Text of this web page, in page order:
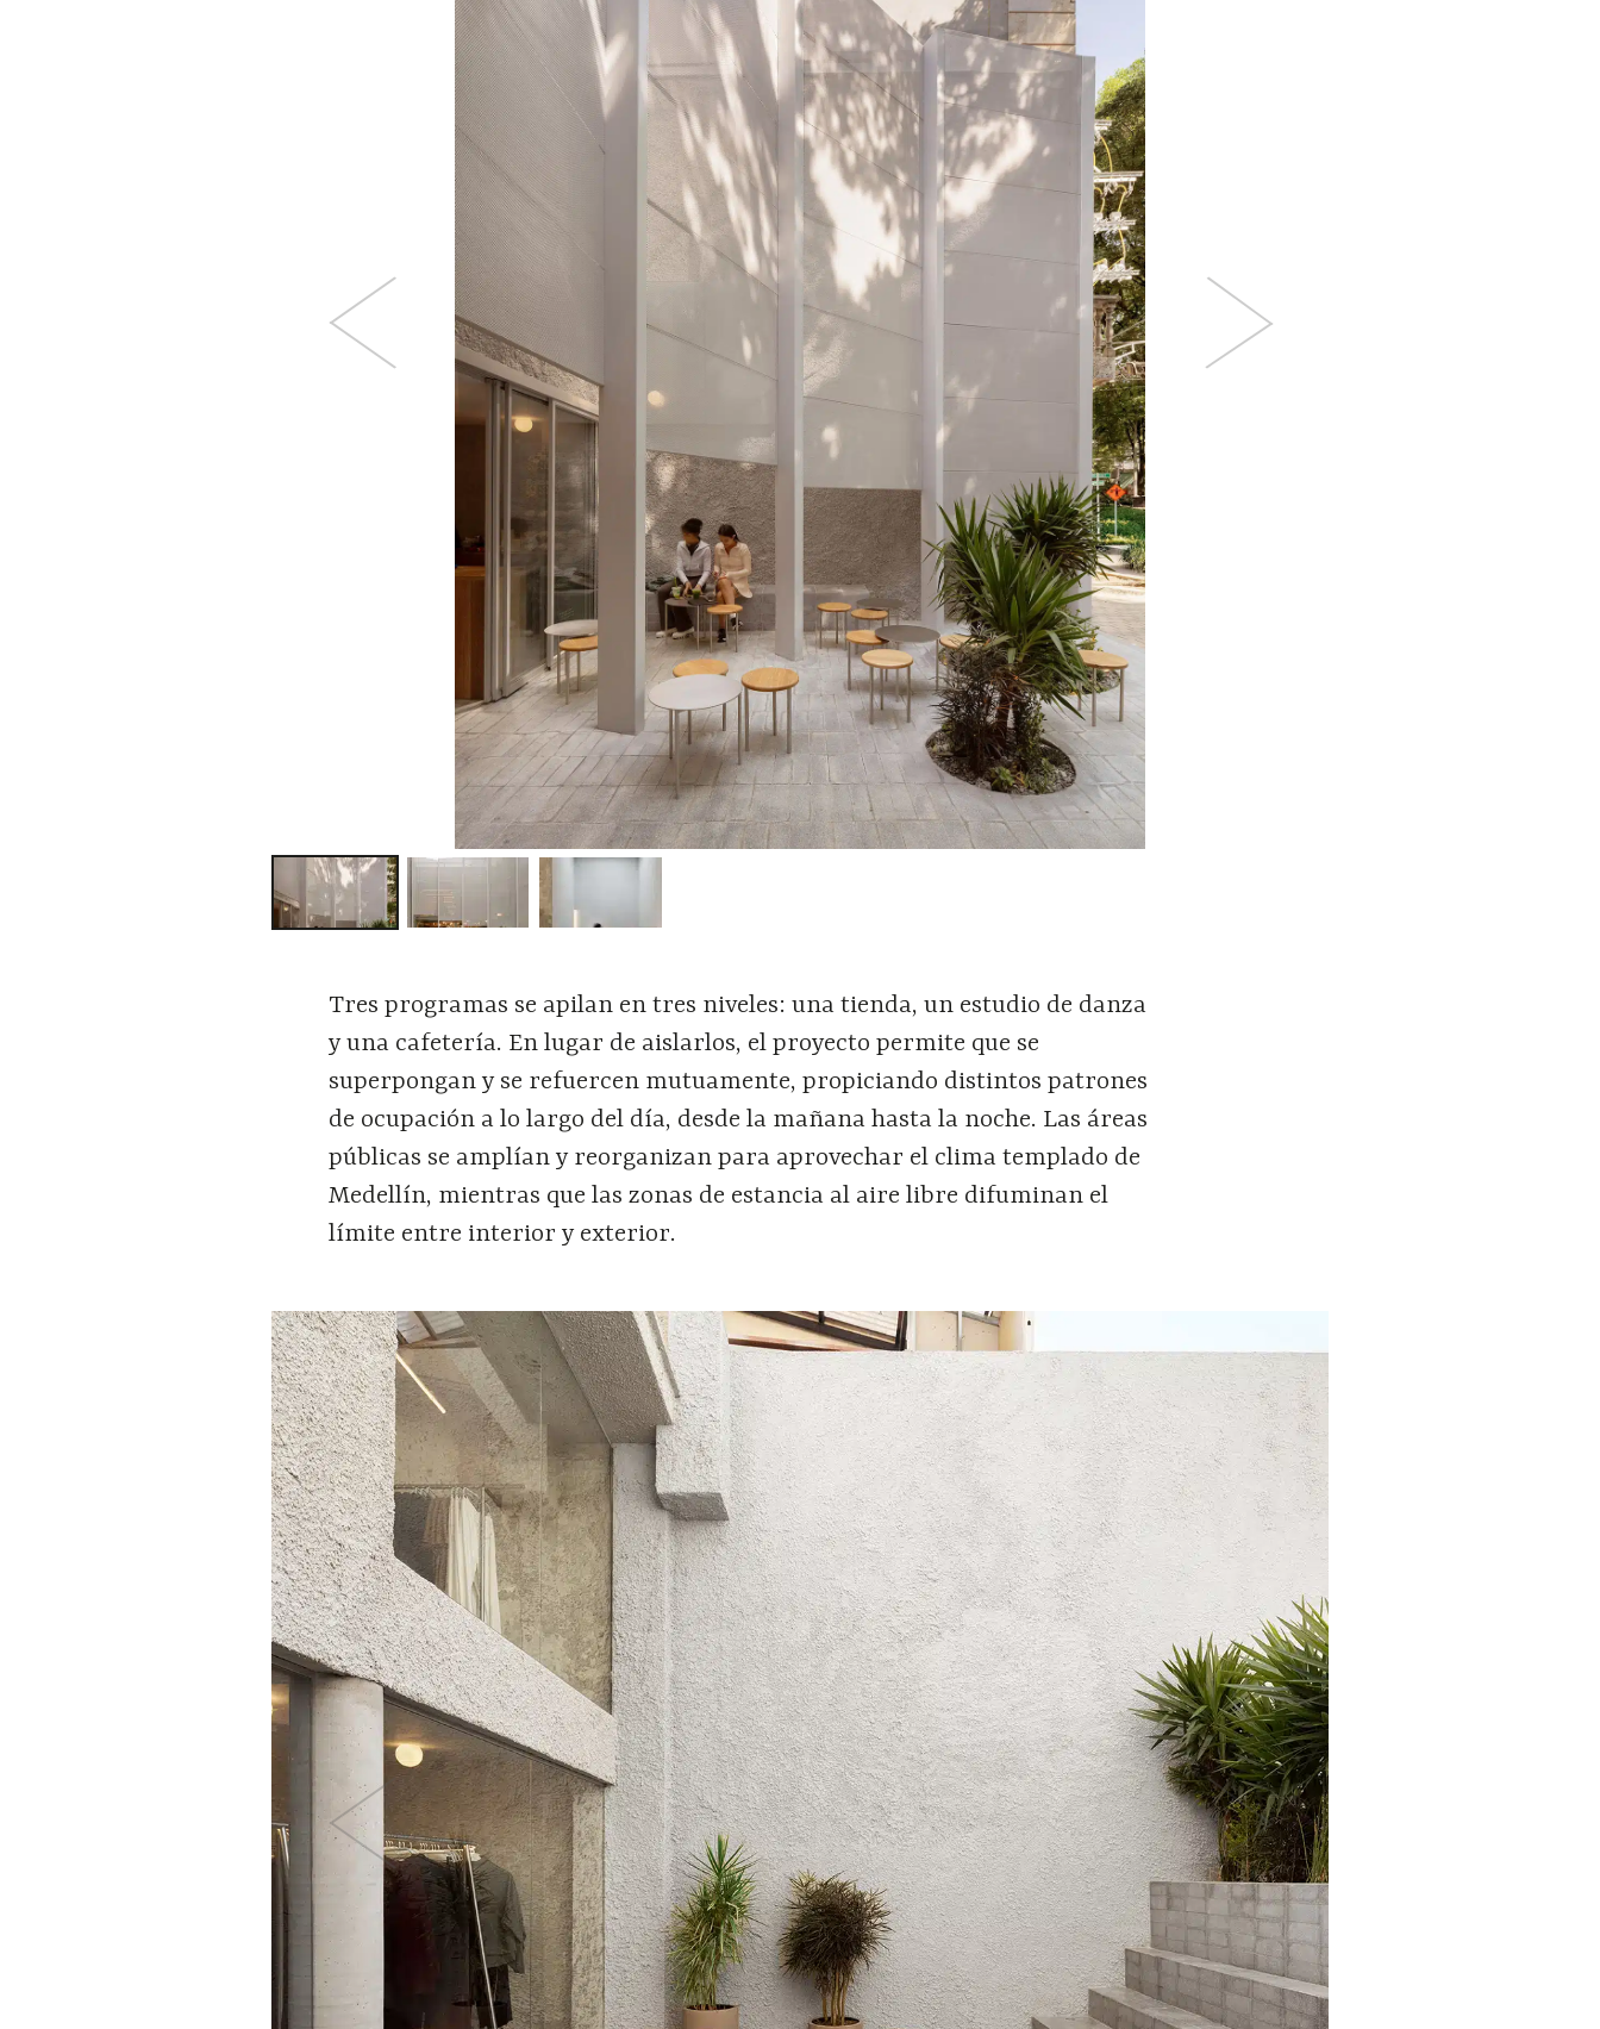
Tres programas se apilan en tres niveles: una tienda, un estudio de danza
y una cafetería. En lugar de aislarlos, el proyecto permite que se
superpongan y se refuercen mutuamente, propiciando distintos patrones
de ocupación a lo largo del día, desde la mañana hasta la noche. Las áreas
públicas se amplían y reorganizan para aprovechar el clima templado de
Medellín, mientras que las zonas de estancia al aire libre difuminan el
límite entre interior y exterior.